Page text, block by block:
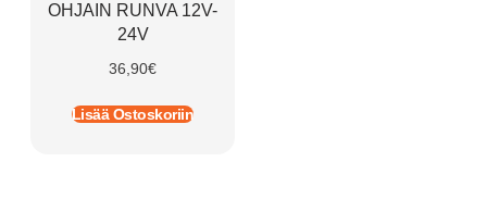
OHJAIN RUNVA 12V-
24V
36,90€
Lisää Ostoskoriin